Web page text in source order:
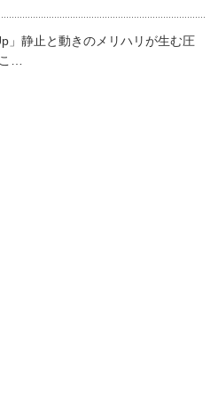
」静止と動きのメリハリが生む圧
…